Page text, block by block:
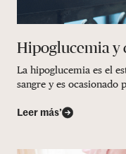
Hipoglucemia y
La hipoglucemia es el
sangre y es ocasionado
Leer más’